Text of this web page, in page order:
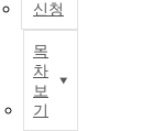
신청
목
차
보
기